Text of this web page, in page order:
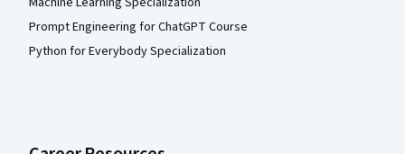
Prompt Engineering for ChatGPT Course
Python for Everybody Specialization